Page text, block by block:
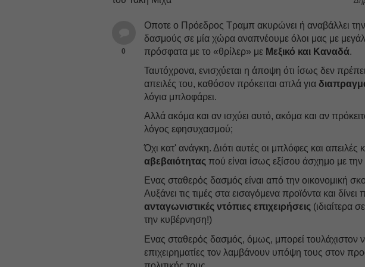
0
Oποτε ο Πρόεδρος Τραμπ ακυρώνει ή αναβάλλει
δασμούς σε μία χώρα αναπνέουμε όλοι μας με
πρόσφατα με τo «θρίλερ» με Μεξικό και Καναδά.
Ταυτόχρονα, ενισχύεται η άποψη ότι ίσως δεν
απειλές του, καθόσον πρόκειται απλά για
λόγια μπλοφάρει.
Αλλά ακόμα και αν ισχύει αυτό, ακόμα και αν
λόγος εφησυχασμού;
Όχι κατ' ανάγκη. Διότι αυτές οι μπλόφες και απειλές
αβεβαιότητας πού είναι ίσως εξίσου άσχημο με
Ενας σταθερός δασμός είναι από την οικονομική
Αυξάνει τις τιμές στα εισαγόμενα προϊόντα και
ανταγωνιστικές ντόπιες επιχειρήσεις (ιδιαίτερα
την κυβέρνηση!)
Ενας σταθερός δασμός, όμως, μπορεί τουλάχιστον
επιχειρηματίες τον λαμβάνουν υπόψη τους στον